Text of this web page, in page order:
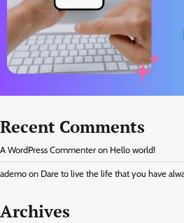
Recent Comments
A WordPress Commenter on Hello world!
ademo on Dare to live the life that you have
Archives